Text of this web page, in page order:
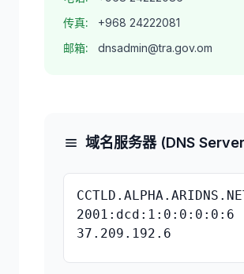
传真:
+968 24222081
邮箱:
dnsadmin@tra.gov.om
域名服务器 (DNS
2001:dcd:1:0:0:0:0:6
37.209.192.6